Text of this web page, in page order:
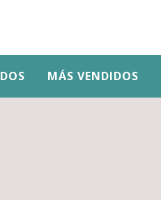
MÁS VENDIDOS